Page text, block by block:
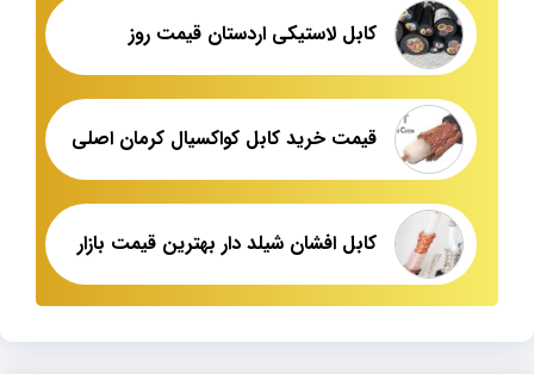
کابل لاستیکی اردستان قیمت روز
قیمت خرید کابل کواکسیال کرمان اصلی
کابل افشان شیلد دار بهترین قیمت بازار